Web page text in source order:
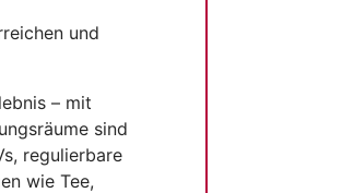
und
– mit
sind
regulierbare
wie Tee,